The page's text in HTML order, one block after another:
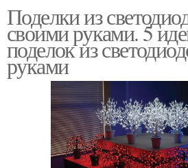
Поделки из
своими руками. 5
поделок из
руками